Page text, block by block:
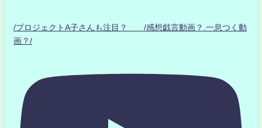
/プロジェクトA子さんも注目？ /感想戯言動画？.一息つく動
画？/